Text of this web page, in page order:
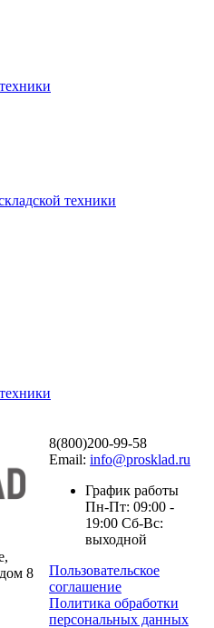
техники
8
8(800)200-99-58
Email: info@prosklad.ru
График работы
Пн-Пт: 09:00 -
19:00 Сб-Вс:
выходной
Пользовательское
соглашение
Политика обработки
персональных данных